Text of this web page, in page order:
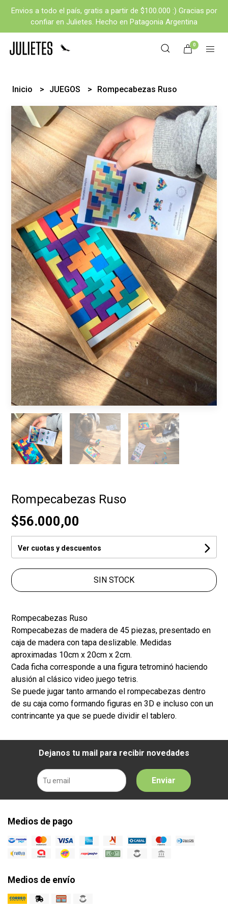
Envios a todo el país, gratis a partir de $100.000 :) Gracias por
confiar en Julietes. Hecho en Patagonia Argentina
0
Inicio JUEGOS Rompecabezas Ruso
Rompecabezas Ruso
$56.000,00
Ver cuotas y descuentos
SIN STOCK
Rompecabezas Ruso
Rompecabezas de madera de 45 piezas, presentado en
caja de madera con tapa deslizable. Medidas
aproximadas 10cm x 20cm x 2cm.
Cada ficha corresponde a una figura tetrominó haciendo
alusión al clásico video juego tetris.
Se puede jugar tanto armando el rompecabezas dentro
de su caja como formando figuras en 3D e incluso con un
contrincante ya que se puede dividir el tablero.
Dejanos tu mail para recibir novedades
Enviar
Medios de pago
Medios de envío